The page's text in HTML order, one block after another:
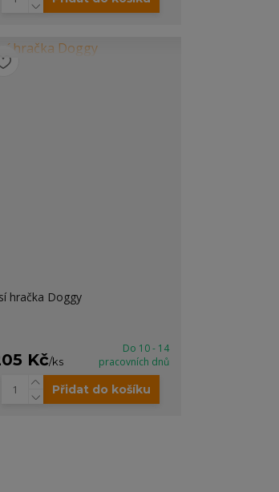
hračka Doggy
Kč/ks
Do 10 - 14
pracovních dnů
Přidat do košíku